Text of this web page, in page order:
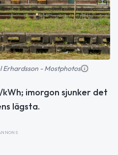
Erhardsson - Mostphotos
kWh; imorgon sjunker det
lägsta.